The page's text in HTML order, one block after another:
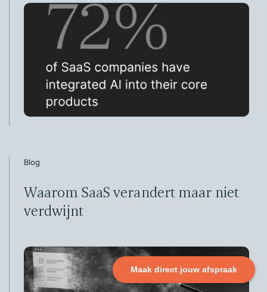
Maak direct jouw afspraak
Blog
Waarom SaaS verandert maar niet
verdwijnt